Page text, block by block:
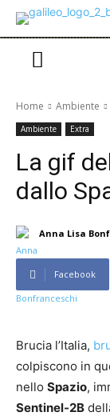
Home Ambiente
Ambiente Extra
La gif
dallo
Anna Lisa
Facebook
Brucia l’Italia,
colpiscono in
nello Spazio,
Sentinel-2B